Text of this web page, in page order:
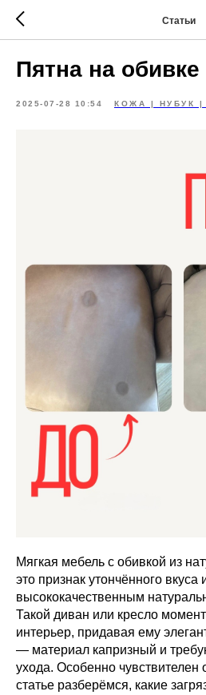
Статьи
Пятна на обивке
2025-07-28 10:54 КОЖА | НУБУК |
Мягкая мебель с обивкой из
это признак утончённого вкуса
высококачественным
Такой диван или кресло
интерьер, придавая ему
— материал капризный и
ухода. Особенно чувствителен
статье разберёмся, какие